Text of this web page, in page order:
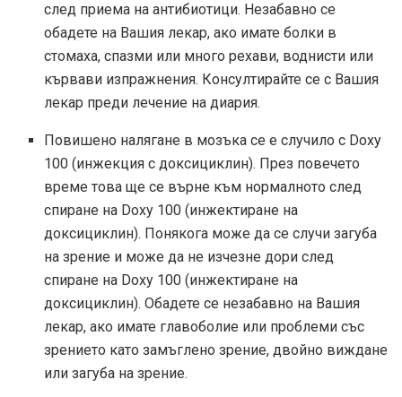
след приема на антибиотици. Незабавно се
обадете на Вашия лекар, ако имате болки в
стомаха, спазми или много рехави, воднисти или
кървави изпражнения. Консултирайте се с Вашия
лекар преди лечение на диария.
Повишено налягане в мозъка се е случило с Doxy
100 (инжекция с доксициклин). През повечето
време това ще се върне към нормалното след
спиране на Doxy 100 (инжектиране на
доксициклин). Понякога може да се случи загуба
на зрение и може да не изчезне дори след
спиране на Doxy 100 (инжектиране на
доксициклин). Обадете се незабавно на Вашия
лекар, ако имате главоболие или проблеми със
зрението като замъглено зрение, двойно виждане
или загуба на зрение.